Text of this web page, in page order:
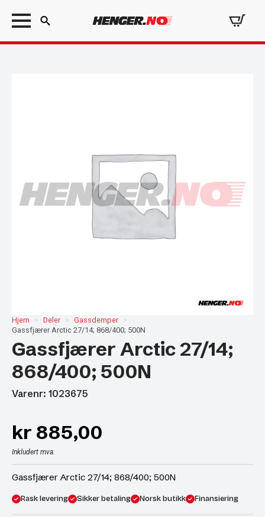
Search
Hjem Deler
Gassdemper
Gassfjærer Arctic 27/14; 868/400; 500N
Gassfjærer Arctic 27/14;
868/400; 500N
Varenr: 1023675
kr 885,00
Inkludert mva.
Gassfjærer Arctic 27/14; 868/400; 500N
Rask levering Sikker betaling Norsk butikk Finansiering